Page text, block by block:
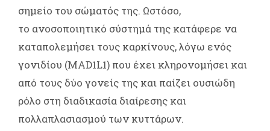
σημείο του σώματός της. Ωστόσο,
το ανοσοποιητικό σύστημά της κατάφερε να
καταπολεμήσει τους καρκίνους, λόγω ενός
γονιδίου (MAD1L1) που έχει κληρονομήσει και
από τους δύο γονείς της και παίζει ουσιώδη
ρόλο στη διαδικασία διαίρεσης και
πολλαπλασιασμού των κυττάρων.